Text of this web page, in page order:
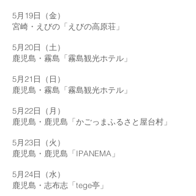
5月19日（金）
宮崎・えびの「えびの高原荘」
5月20日（土）
鹿児島・霧島「霧島観光ホテル」
5月21日（日）
鹿児島・霧島「霧島観光ホテル」
5月22日（月）
鹿児島・鹿児島「かごっまふるさと屋台村」
5月23日（火）
鹿児島・鹿児島「IPANEMA」
5月24日（水）
鹿児島・志布志「tege亭」